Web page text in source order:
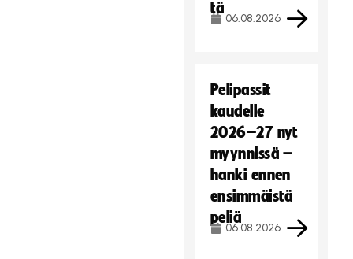
tä
06.08.2026
Pelipassit
kaudelle
2026–27 nyt
myynnissä –
hanki ennen
ensimmäistä
peliä
06.08.2026